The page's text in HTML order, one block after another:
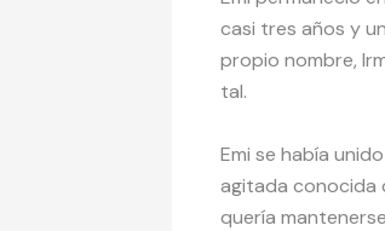
casi tres años y
propio nombre,
tal.
Emi se había
agitada conocida
quería